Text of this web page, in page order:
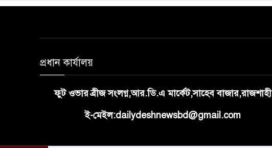
প্রধান কার্যালয়
ফুট ওভার ব্রীজ সংলগ্ন,আর.ডি.এ মার্কেট,সাহেব বাজার,রাজশাহী
ই-মেইল:dailydeshnewsbd@gmail.com